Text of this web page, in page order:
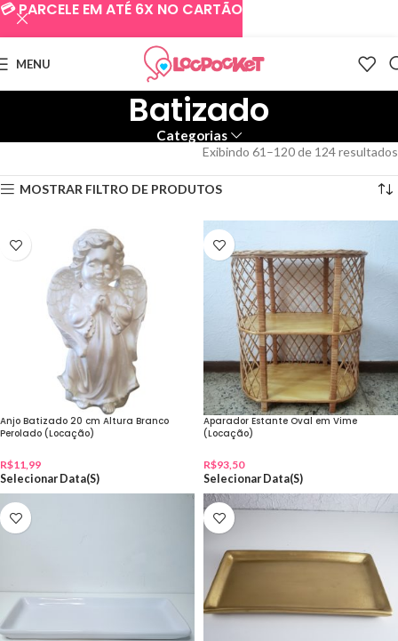
MENU
Batizado
Categorias
Exibindo 61–120 de 124 resultados
MOSTRAR FILTRO DE PRODUTOS
Anjo Batizado 20 cm Altura Branco
Perolado (Locação)
R$11,99
Selecionar Data(s)
Aparador Estante Oval em Vime
(Locação)
R$93,50
Selecionar Data(s)
💳 PARCELE EM ATÉ 6X NO CARTÃO